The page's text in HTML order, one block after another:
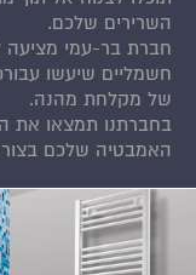
השרירים שלכם.
חברת בר-עמי
חשמליים שיעשו
של מקלחת מהנה.
בחברתנו תמצאו את
האמבטיה שלכם